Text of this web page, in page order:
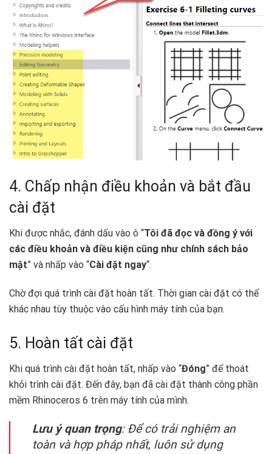
4. Chấp nhận điều khoản và bắt đầu
cài đặt
Khi được nhắc, đánh dấu vào ô “Tôi đã đọc và đồng ý với
các điều khoản và điều kiện cũng như chính sách bảo
mật” và nhấp vào “Cài đặt ngay“.
Chờ đợi quá trình cài đặt hoàn tất. Thời gian cài đặt có thể
khác nhau tùy thuộc vào cấu hình máy tính của bạn.
5. Hoàn tất cài đặt
Khi quá trình cài đặt hoàn tất, nhấp vào “Đóng” để thoát
khỏi trình cài đặt. Đến đây, bạn đã cài đặt thành công phần
mềm Rhinoceros 6 trên máy tính của mình.
Lưu ý quan trọng: Để có trải nghiệm an
toàn và hợp pháp nhất, luôn sử dụng